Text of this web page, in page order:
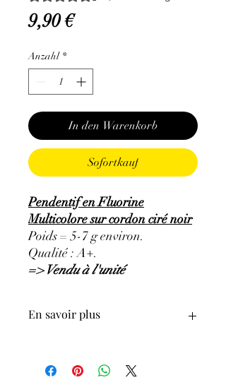
9,90 €Preis
Anzahl *
In den Warenkorb
Sofortkauf
Pendentif en Fluorine
Multicolore sur cordon ciré noir
Poids = 5-7 g environ.
Qualité : A+.
=> Vendu à l'unité
En savoir plus
Minéraux en Lithothérapie n'exclut en
aucun cas la poursuite d'un traitement